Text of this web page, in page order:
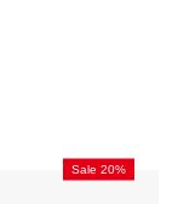
Sale 20%